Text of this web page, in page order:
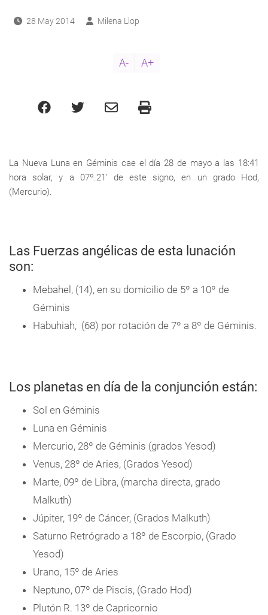
28 May 2014 Milena Llop
A- A+
La Nueva Luna en Géminis cae el día 28 de mayo a las 18:41
hora solar, y a 07º.21’ de este signo, en un grado Hod,
(Mercurio).
Las Fuerzas angélicas de esta lunación
son:
Mebahel, (14), en su domicilio de 5º a 10º de
Géminis
Habuhiah, (68) por rotación de 7º a 8º de Géminis.
Los planetas en día de la conjunción están:
Sol en Géminis
Luna en Géminis
Mercurio, 28º de Géminis (grados Yesod)
Venus, 28º de Aries, (Grados Yesod)
Marte, 09º de Libra, (marcha directa, grado
Malkuth)
Júpiter, 19º de Cáncer, (Grados Malkuth)
Saturno Retrógrado a 18º de Escorpio, (Grado
Yesod)
Urano, 15º de Aries
Neptuno, 07º de Piscis, (Grado Hod)
Plutón R. 13º de Capricornio